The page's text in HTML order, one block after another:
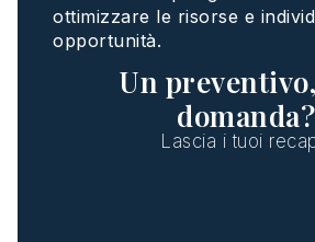
ottimizzare le risorse e
opportunità.
Un
domanda?
Lascia i tuoi